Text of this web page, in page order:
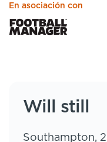
En asociación con
Will still
Southampton,